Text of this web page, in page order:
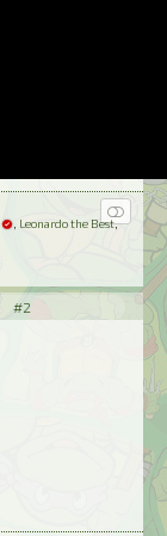
, Leonardo the Best,
#2